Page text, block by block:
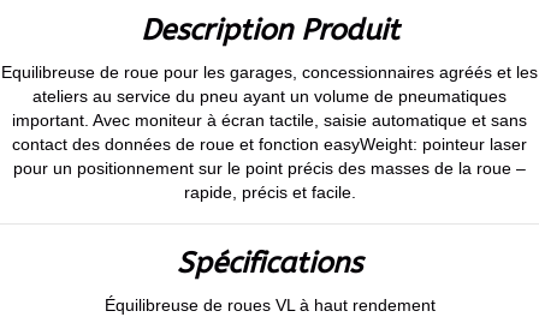
Description Produit
Equilibreuse de roue pour les garages, concessionnaires agréés et les
ateliers au service du pneu ayant un volume de pneumatiques
important. Avec moniteur à écran tactile, saisie automatique et sans
contact des données de roue et fonction easyWeight: pointeur laser
pour un positionnement sur le point précis des masses de la roue –
rapide, précis et facile.
Spécifications
Équilibreuse de roues VL à haut rendement